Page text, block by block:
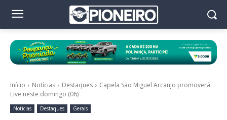
Início Notícias Destaques
Capela São Miguel Arcanjo promoverá
Live neste domingo (06)
Notícias Destaques Gerais